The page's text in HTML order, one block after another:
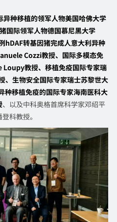
异种移植的领军人物美国哈佛大学
国际领军人物德国慕尼黑大学
hDAF转基因猪完成人意大利异种
Cozzi教授、国际多模态免
教授、移植免疫国际专家瑞
、生物安全国际专家瑞士苏黎世大
移植免疫的国际专家海南医科大
、以及中科奥格首席科学家邓绍平
科教授。